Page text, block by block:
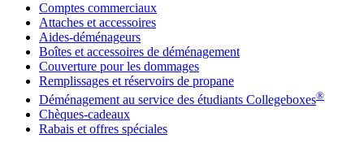
Comptes commerciaux
Attaches et accessoires
Aides-déménageurs
Boîtes et accessoires de déménagement
Couverture pour les dommages
Remplissages et réservoirs de propane
Déménagement au service des étudiants Collegeboxes®
Chèques-cadeaux
Rabais et offres spéciales